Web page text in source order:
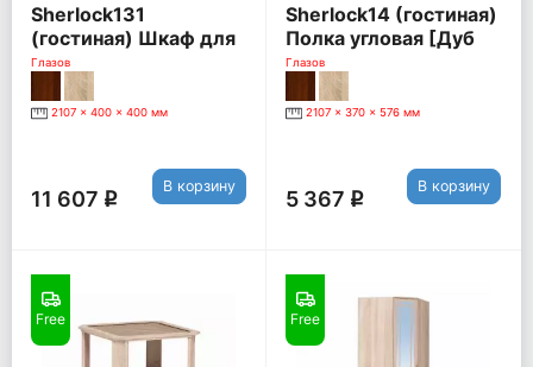
Sherlock131
(гостиная) Шкаф для
посуды Правый [Дуб
Сонома]
Глазов
2107 x 400 x 400 мм
11 607 q
В корзину
Sherlock14 (гостиная)
Полка угловая [Дуб
Сонома]
Глазов
2107 x 370 x 576 мм
5 367 q
В корзину
Free Free